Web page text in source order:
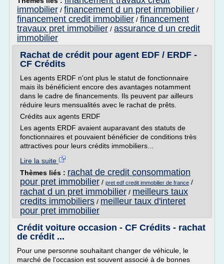
immobilier / financement d un pret immobilier /
financement credit immobilier / financement
travaux pret immobilier / assurance d un credit
immobilier
Rachat de crédit pour agent EDF / ERDF -
CF Crédits
Les agents ERDF n'ont plus le statut de fonctionnaire
mais ils bénéficient encore des avantages notamment
dans le cadre de financements. Ils peuvent par ailleurs
réduire leurs mensualités avec le rachat de prêts.
Crédits aux agents ERDF
Les agents ERDF avaient auparavant des statuts de
fonctionnaires et pouvaient bénéficier de conditions très
attractives pour leurs crédits immobiliers...
Lire la suite
Thèmes liés : rachat de credit consommation
pour pret immobilier / pret edf credit immobilier de france /
rachat d un pret immobilier / meilleurs taux
credits immobiliers / meilleur taux d'interet
pour pret immobilier
Crédit voiture occasion - CF Crédits - rachat
de crédit ...
Pour une personne souhaitant changer de véhicule, le
marché de l'occasion est souvent associé à de bonnes